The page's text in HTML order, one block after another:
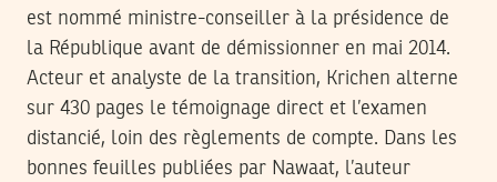
est nommé ministre-conseiller à la présidence de
la République avant de démissionner en mai 2014.
Acteur et analyste de la transition, Krichen alterne
sur 430 pages le témoignage direct et l’examen
distancié, loin des règlements de compte. Dans les
bonnes feuilles publiées par Nawaat, l’auteur